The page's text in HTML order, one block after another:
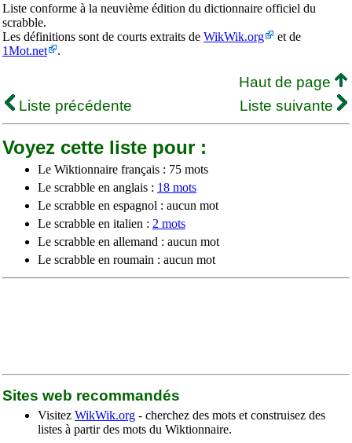
Liste conforme à la neuvième édition du dictionnaire officiel du
scrabble.
Les définitions sont de courts extraits de WikWik.org
et de
1Mot.net
.
Haut de page
Liste précédente
Liste suivante
Voyez cette liste pour :
Le Wiktionnaire français : 75 mots
Le scrabble en anglais : 18 mots
Le scrabble en espagnol : aucun mot
Le scrabble en italien : 2 mots
Le scrabble en allemand : aucun mot
Le scrabble en roumain : aucun mot
Sites web recommandés
Visitez WikWik.org - cherchez des mots et construisez des
listes à partir des mots du Wiktionnaire.